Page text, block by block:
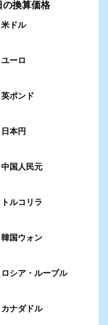
換算価格
ドル
ーロ
ポンド
本円
国人民元
ルコリラ
国ウォン
シア・ルーブル
ナダドル